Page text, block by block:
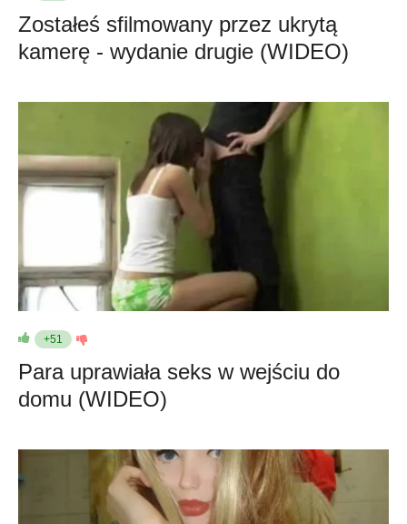
Zostałeś sfilmowany przez ukrytą
kamerę - wydanie drugie (WIDEO)
+51
Para uprawiała seks w wejściu do
domu (WIDEO)